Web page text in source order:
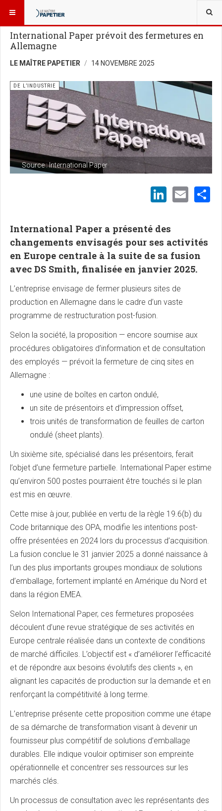
VOUS ÊTES ICI :
International Paper prévoit des fermetures en
Allemagne
LE MAÎTRE PAPETIER 14 NOVEMBRE 2025
Source : International Paper
DE L’INDUSTRIE
International Paper a présenté des
changements envisagés pour ses activités
en Europe centrale à la suite de sa fusion
avec DS Smith, finalisée en janvier 2025.
L’entreprise envisage de fermer plusieurs sites de
production en Allemagne dans le cadre d’un vaste
programme de restructuration post-fusion.
Selon la société, la proposition — encore soumise aux
procédures obligatoires d’information et de consultation
des employés — prévoit la fermeture de cinq sites en
Allemagne :
une usine de boîtes en carton ondulé,
un site de présentoirs et d’impression offset,
trois unités de transformation de feuilles de carton
ondulé (sheet plants).
Un sixième site, spécialisé dans les présentoirs, ferait
l’objet d’une fermeture partielle. International Paper estime
qu’environ 500 postes pourraient être touchés si le plan
est mis en œuvre.
Cette mise à jour, publiée en vertu de la règle 19.6(b) du
Code britannique des OPA, modifie les intentions post-
offre présentées en 2024 lors du processus d’acquisition.
La fusion conclue le 31 janvier 2025 a donné naissance à
l’un des plus importants groupes mondiaux de solutions
d’emballage, fortement implanté en Amérique du Nord et
dans la région EMEA.
Selon International Paper, ces fermetures proposées
découlent d’une revue stratégique de ses activités en
Europe centrale réalisée dans un contexte de conditions
de marché difficiles. L’objectif est « d’améliorer l’efficacité
et de répondre aux besoins évolutifs des clients », en
alignant les capacités de production sur la demande et en
renforçant la compétitivité à long terme.
L’entreprise présente cette proposition comme une étape
de sa démarche de transformation visant à devenir un
fournisseur plus compétitif de solutions d’emballage
durables. Elle indique vouloir optimiser son empreinte
opérationnelle et concentrer ses ressources sur les
marchés clés.
Un processus de consultation avec les représentants des